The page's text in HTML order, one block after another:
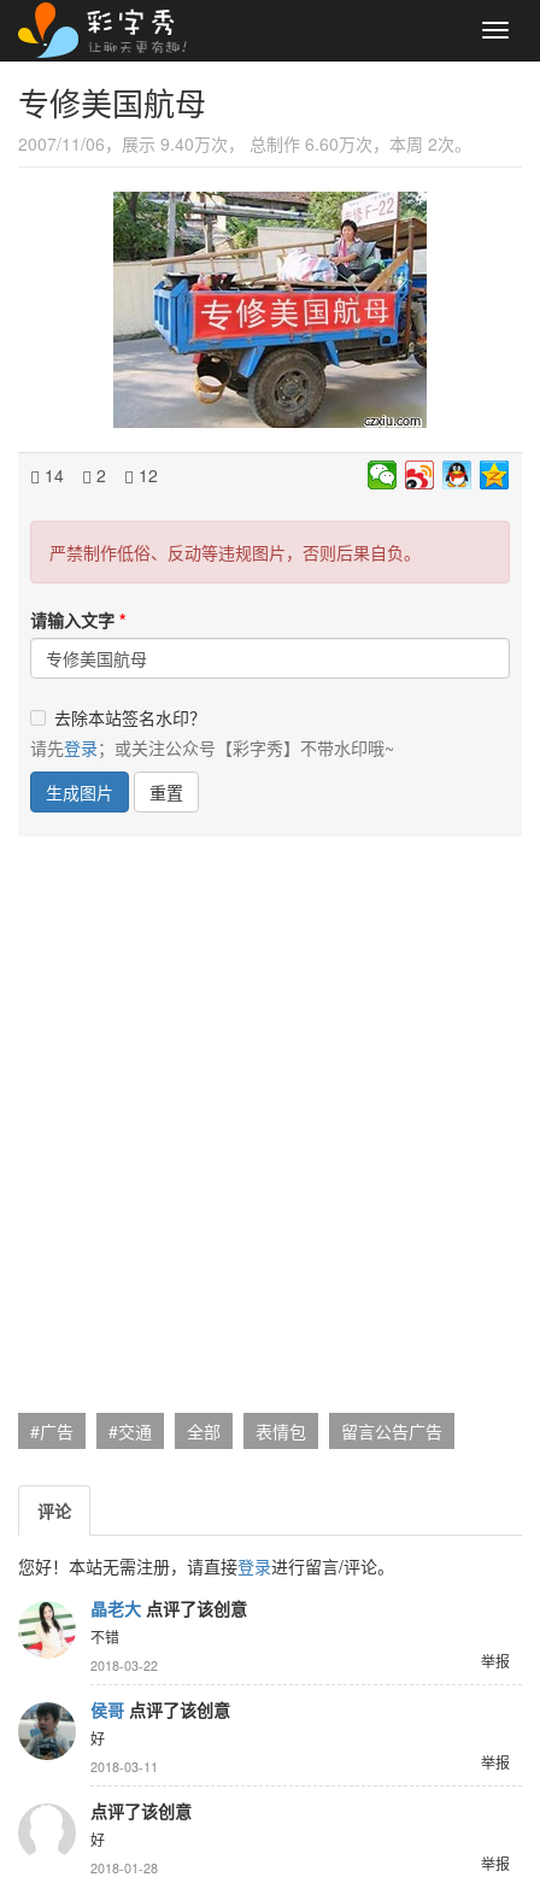
专修美国航母
2007/11/06，展示 9.40万次， 总制作 6.60万次，本周 2次。
14 2 12
严禁制作低俗、反动等违规图片，否则后果自负。
请输入文字
去除本站签名水印？
请先登录；或关注公众号【彩字秀】不带水印哦~
生成图片
重置
#广告 #交通 全部 表情包 留言公告广告
评论
您好！本站无需注册，请直接登录进行留言/评论。
晶老大 点评了该创意
不错
举报
2018-03-22
侯哥 点评了该创意
好
举报
2018-03-11
点评了该创意
好
举报
2018-01-28